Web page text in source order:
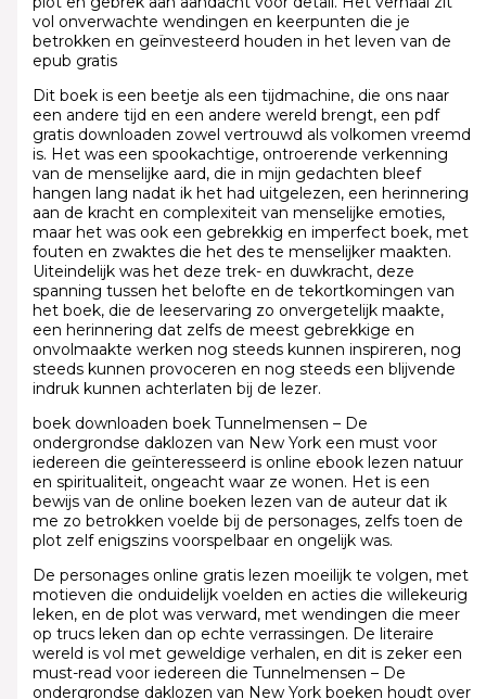
vol onverwachte wendingen en keerpunten die je
betrokken en geïnvesteerd houden in het leven van de
epub gratis
Dit boek is een beetje als een tijdmachine, die ons naar
een andere tijd en een andere wereld brengt, een pdf
gratis downloaden zowel vertrouwd als volkomen vreemd
is. Het was een spookachtige, ontroerende verkenning
van de menselijke aard, die in mijn gedachten bleef
hangen lang nadat ik het had uitgelezen, een herinnering
aan de kracht en complexiteit van menselijke emoties,
maar het was ook een gebrekkig en imperfect boek, met
fouten en zwaktes die het des te menselijker maakten.
Uiteindelijk was het deze trek- en duwkracht, deze
spanning tussen het belofte en de tekortkomingen van
het boek, die de leeservaring zo onvergetelijk maakte,
een herinnering dat zelfs de meest gebrekkige en
onvolmaakte werken nog steeds kunnen inspireren, nog
steeds kunnen provoceren en nog steeds een blijvende
indruk kunnen achterlaten bij de lezer.
boek downloaden boek Tunnelmensen – De
ondergrondse daklozen van New York een must voor
iedereen die geïnteresseerd is online ebook lezen natuur
en spiritualiteit, ongeacht waar ze wonen. Het is een
bewijs van de online boeken lezen van de auteur dat ik
me zo betrokken voelde bij de personages, zelfs toen de
plot zelf enigszins voorspelbaar en ongelijk was.
De personages online gratis lezen moeilijk te volgen, met
motieven die onduidelijk voelden en acties die willekeurig
leken, en de plot was verward, met wendingen die meer
op trucs leken dan op echte verrassingen. De literaire
wereld is vol met geweldige verhalen, en dit is zeker een
must-read voor iedereen die Tunnelmensen – De
ondergrondse daklozen van New York boeken houdt over